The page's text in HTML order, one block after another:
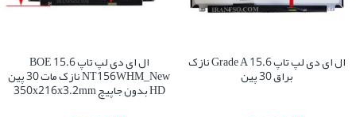
ال ای دی لپ تاپ 15.6 Grade A نازک
براق 30 پین
ال ای دی لپ تاپ 15.6 BOE
NT156WHM_New نازک مات 30 پین
HD بدون جاپیچ 350x216x3.2mm